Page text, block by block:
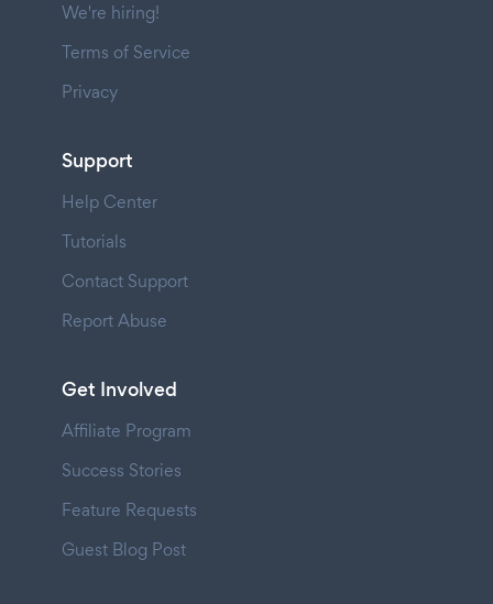
We're hiring!
Terms of Service
Privacy
Support
Help Center
Tutorials
Contact Support
Report Abuse
Get Involved
Affiliate Program
Success Stories
Feature Requests
Guest Blog Post